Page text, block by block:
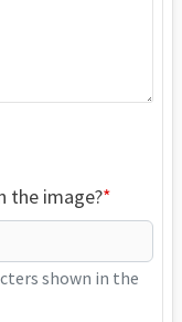
the image?
shown in the